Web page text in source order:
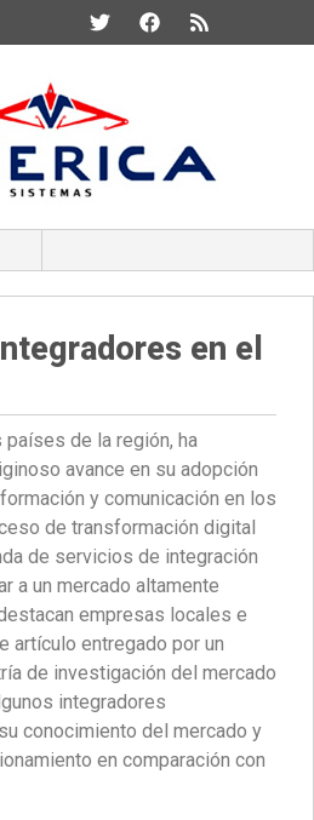
en el
países de la región, ha
avance en su adopción
y comunicación en los
de transformación digital
de servicios de integración
a un mercado altamente
empresas locales e
artículo entregado por un
de investigación del mercado
integradores
conocimiento del mercado y
en comparación con